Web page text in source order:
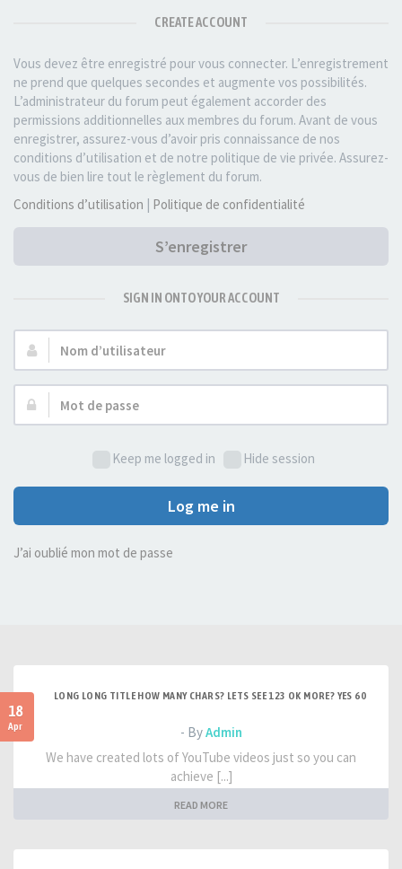
CREATE ACCOUNT
Vous devez être enregistré pour vous connecter. L’enregistrement
ne prend que quelques secondes et augmente vos possibilités.
L’administrateur du forum peut également accorder des
permissions additionnelles aux membres du forum. Avant de vous
enregistrer, assurez-vous d’avoir pris connaissance de nos
conditions d’utilisation et de notre politique de vie privée. Assurez-
vous de bien lire tout le règlement du forum.
Conditions d’utilisation | Politique de confidentialité
S’enregistrer
SIGN IN ONTO YOUR ACCOUNT
Nom
d’utilisateur :
Mot
de
Keep me logged in
Hide session
Log me in
J’ai oublié mon mot de passe
18
Apr
LONG LONG TITLE HOW MANY CHARS? LETS SEE 123 OK MORE? YES 60
- ByAdmin
We have created lots of YouTube videos just so you can
achieve [...]
READ MORE